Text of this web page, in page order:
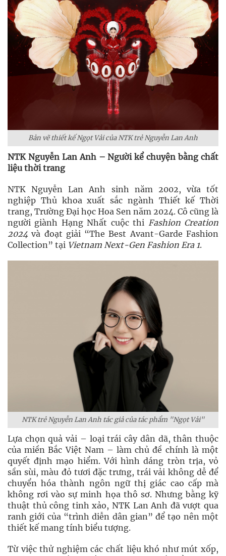
Bản vẽ thiết kế Ngọt Vải của NTK trẻ Nguyễn Lan Anh
NTK Nguyễn Lan Anh – Người kể chuyện bằng chất
liệu thời trang
NTK Nguyễn Lan Anh sinh năm 2002, vừa tốt
nghiệp Thủ khoa xuất sắc ngành Thiết kế Thời
trang, Trường Đại học Hoa Sen năm 2024. Cô cũng là
người giành Hạng Nhất cuộc thi Fashion Creation
2024và đoạt giải “The Best Avant-Garde Fashion
Collection” tại Vietnam Next-Gen Fashion Era 1.
NTK trẻ Nguyễn Lan Anh tác giả của tác phẩm "Ngọt Vải"
Lựa chọn quả vải – loại trái cây dân dã, thân thuộc
của miền Bắc Việt Nam – làm chủ đề chính là một
quyết định mạo hiểm. Với hình dáng tròn trịa, vỏ
sần sùi, màu đỏ tươi đặc trưng, trái vải không dễ để
chuyển hóa thành ngôn ngữ thị giác cao cấp mà
không rơi vào sự minh họa thô sơ. Nhưng bằng kỹ
thuật thủ công tinh xảo, NTK Lan Anh đã vượt qua
ranh giới của “trình diễn dân gian” để tạo nên một
thiết kế mang tính biểu tượng.
Từ việc thử nghiệm các chất liệu khó như mút xốp,